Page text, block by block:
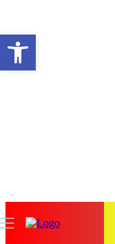
Abrir a barra de ferramentas